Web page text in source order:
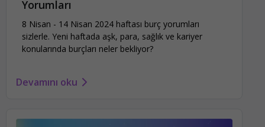
Yorumları
8 Nisan - 14 Nisan 2024 haftası burç yorumları
sizlerle. Yeni haftada aşk, para, sağlık ve kariyer
konularında burçları neler bekliyor?
Devamını oku